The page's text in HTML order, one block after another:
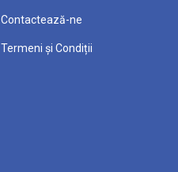
Contactează-ne
Termeni și Condiții